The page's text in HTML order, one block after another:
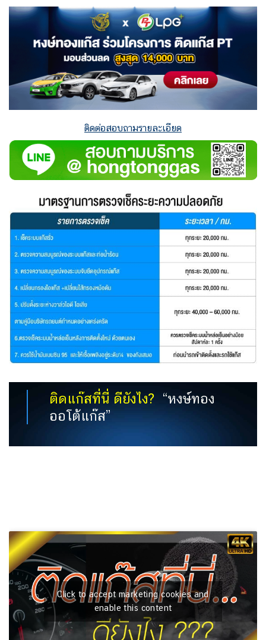
ติดต่อสอบถามรายละเอียด
ติดแก๊สที่นี่ ดียังไง? “หงษ์ทอง
ออโต้แก๊ส”
Click to accept marketing cookies and
enable this content